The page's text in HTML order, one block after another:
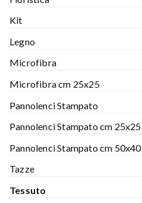
Kit
Legno
Microfibra
Microfibra cm 25x25
Pannolenci Stampato
Pannolenci Stampato cm 25x25
Pannolenci Stampato cm 50x40
Tazze
Tessuto